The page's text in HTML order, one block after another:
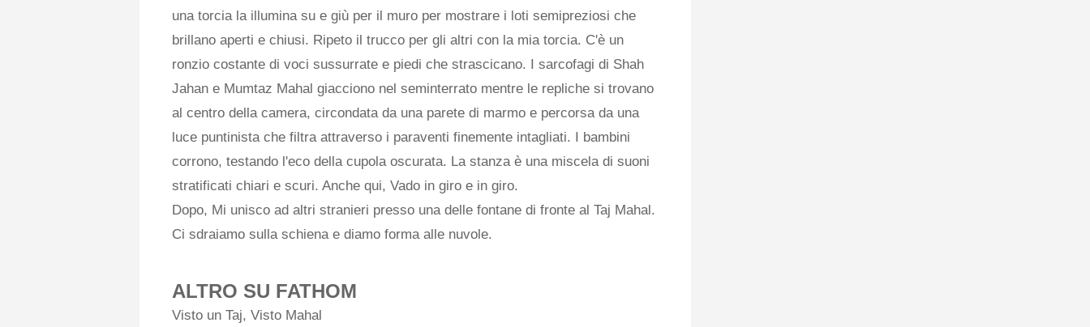
una torcia la illumina su e giù per il muro per mostrare i loti semipreziosi che
brillano aperti e chiusi. Ripeto il trucco per gli altri con la mia torcia. C'è un
ronzio costante di voci sussurrate e piedi che strascicano. I sarcofagi di Shah
Jahan e Mumtaz Mahal giacciono nel seminterrato mentre le repliche si trovano
al centro della camera, circondata da una parete di marmo e percorsa da una
luce puntinista che filtra attraverso i paraventi finemente intagliati. I bambini
corrono, testando l'eco della cupola oscurata. La stanza è una miscela di suoni
stratificati chiari e scuri. Anche qui, Vado in giro e in giro.
Dopo, Mi unisco ad altri stranieri presso una delle fontane di fronte al Taj Mahal.
Ci sdraiamo sulla schiena e diamo forma alle nuvole.
ALTRO SU FATHOM
Visto un Taj, Visto Mahal